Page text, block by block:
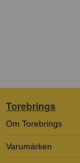
Torebrings
Om Torebrings
Varumärken